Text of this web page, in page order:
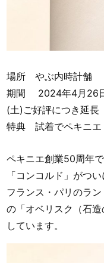
場所 やぶ内時計舗
期間 2024年4月26
(土)ご好評につき延長
特典 試着でペキニエ
ペキニエ創業50周年
「コンコルド」がつい
フランス・パリのラ
の「オベリスク（石
しています。